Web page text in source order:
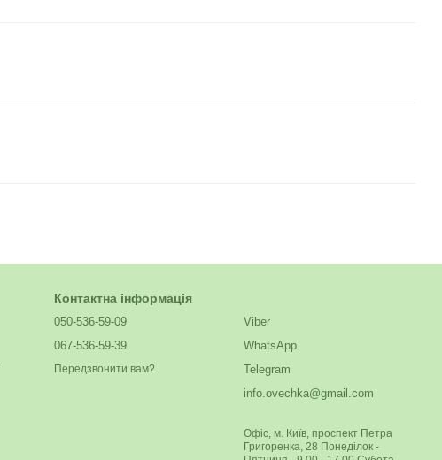
Контактна інформація
050-536-59-09
067-536-59-39
Передзвонити вам?
Viber
WhatsApp
Telegram
info.ovechka@gmail.com
Офіс, м. Київ, проспект Петра
Григоренка, 28 Понеділок -